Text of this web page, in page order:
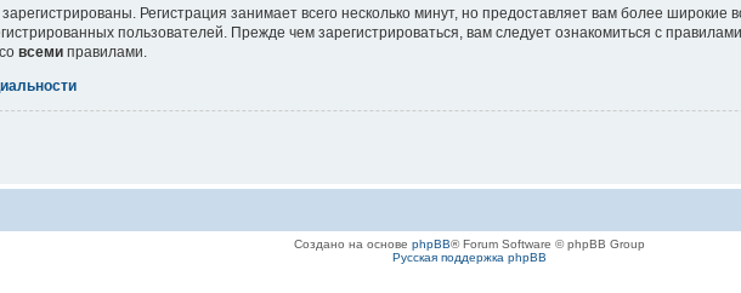
Регистрация занимает всего несколько минут, но предоставляет вам более
пользователей. Прежде чем зарегистрироваться, вам следует ознакомиться с
всеми правилами.
Создано на основе phpBB® Forum Software © phpBB Group
Русская поддержка phpBB